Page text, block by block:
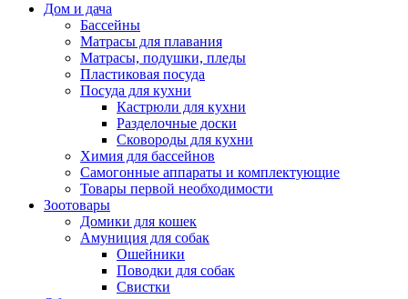
Дом и дача
Бассейны
Матрасы для плавания
Матрасы, подушки, пледы
Пластиковая посуда
Посуда для кухни
Кастрюли для кухни
Разделочные доски
Сковороды для кухни
Химия для бассейнов
Самогонные аппараты и комплектующие
Товары первой необходимости
Зоотовары
Домики для кошек
Амуниция для собак
Ошейники
Поводки для собак
Свистки